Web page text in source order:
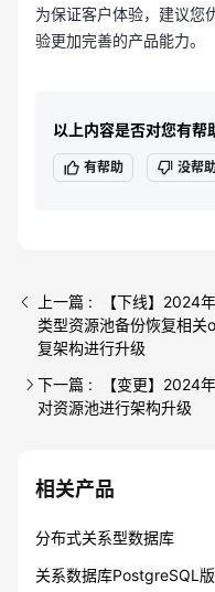
为保证客户体验，建议您
验更加完善的产品能力。
以上内容是否对您有帮
有帮助 没帮
上一篇 : 【下线】2024
类型资源池备份恢复相
复架构进行升级
下一篇 : 【变更】2024
对资源池进行架构升级
相关产品
分布式关系型数据库
关系数据库PostgreSQL版